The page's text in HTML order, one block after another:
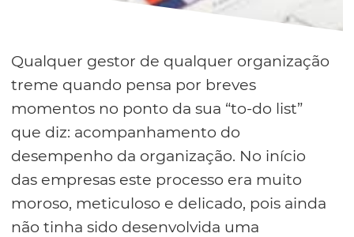
Qualquer gestor de qualquer organização
treme quando pensa por breves
momentos no ponto da sua “to-do list”
que diz: acompanhamento do
desempenho da organização. No início
das empresas este processo era muito
moroso, meticuloso e delicado, pois ainda
não tinha sido desenvolvida uma